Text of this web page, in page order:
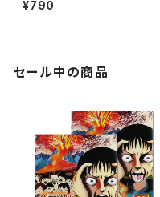
re 零-ZERO- ダブルチャーシュ
¥790
セール中の商品